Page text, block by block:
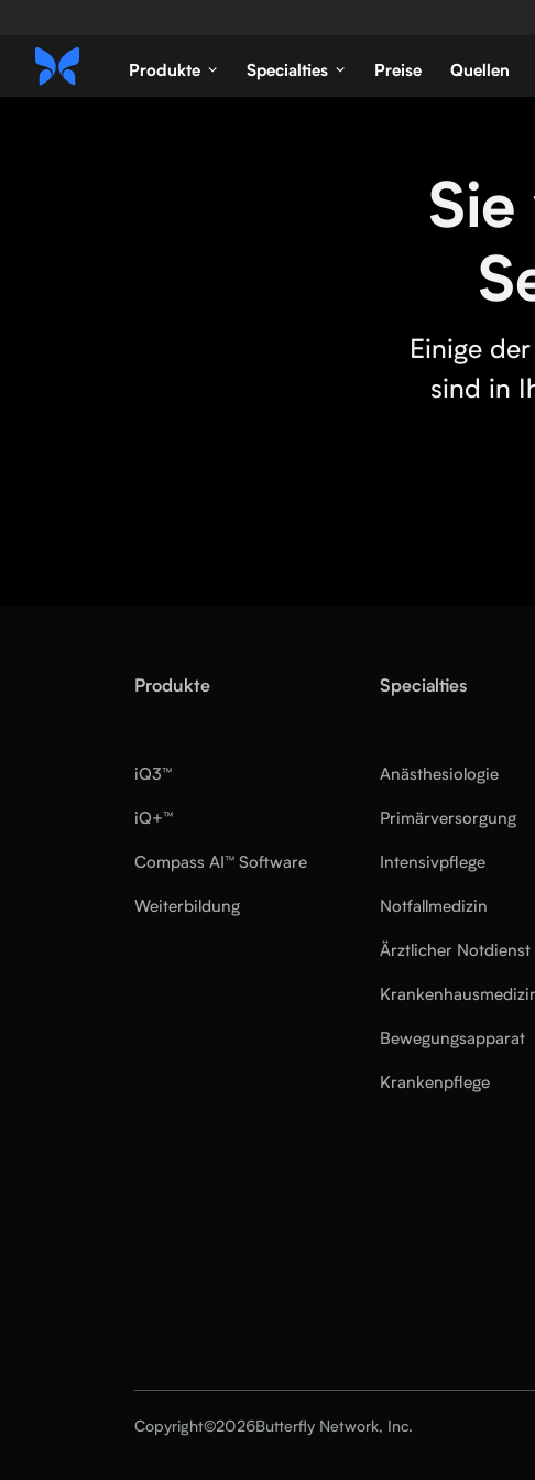
Produkte Specialties Preise Quellen
Einige
sind in
Produkte
iQ3™
iQ+™
Compass AI™ Software
Weiterbildung
Specialties
Anästhesiologie
Primärversorgung
Intensivpflege
Notfallmedizin
Ärztlicher Notdienst
Bewegungsapparat
Krankenpflege
Copyright©2026Butterfly Network, Inc.